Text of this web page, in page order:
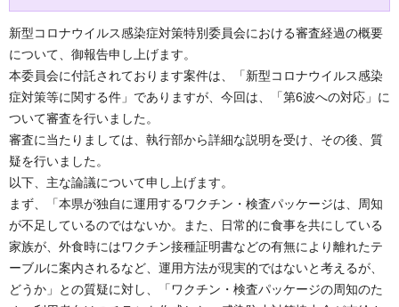
新型コロナウイルス感染症対策特別委員会における審査経過の概要
について、御報告申し上げます。
本委員会に付託されております案件は、「新型コロナウイルス感染
症対策等に関する件」でありますが、今回は、「第6波への対応」に
ついて審査を行いました。
審査に当たりましては、執行部から詳細な説明を受け、その後、質
疑を行いました。
以下、主な論議について申し上げます。
まず、「本県が独自に運用するワクチン・検査パッケージは、周知
が不足しているのではないか。また、日常的に食事を共にしている
家族が、外食時にはワクチン接種証明書などの有無により離れたテ
ーブルに案内されるなど、運用方法が現実的ではないと考えるが、
どうか」との質疑に対し、「ワクチン・検査パッケージの周知のた